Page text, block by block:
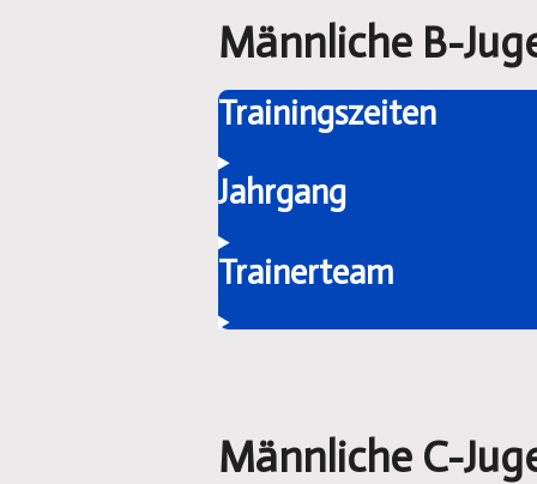
Männliche B-
Trainingszeiten
Jahrgang
Trainerteam
Männliche C-